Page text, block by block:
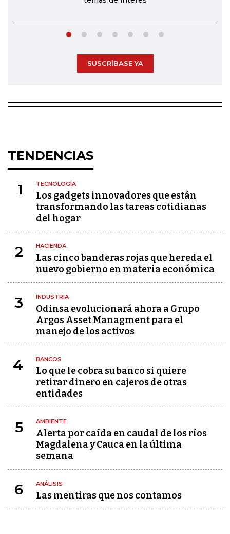
SUSCRÍBASE YA
TENDENCIAS
1 TECNOLOGÍA
Los gadgets innovadores que están
transformando las tareas cotidianas
del hogar
2 HACIENDA
Las cinco banderas rojas que hereda el
nuevo gobierno en materia económica
3 INDUSTRIA
Odinsa evolucionará ahora a Grupo
Argos Asset Managment para el
manejo de los activos
4 BANCOS
Lo que le cobra su banco si quiere
retirar dinero en cajeros de otras
entidades
5 AMBIENTE
Alerta por caída en caudal de los ríos
Magdalena y Cauca en la última
semana
6 ANÁLISIS
Las mentiras que nos contamos